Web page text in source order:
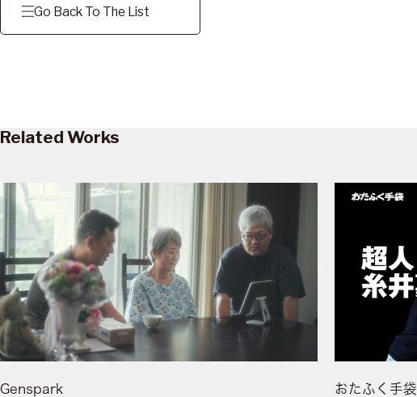
Go Back To The List
Related Works
Genspark おたふく手袋